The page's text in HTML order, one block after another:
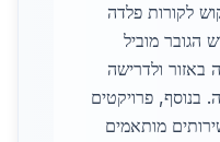
לקורות פלדה
הגובר מוביל
באזור ולדרישה
בנוסף, פרויקטים
מותאמים